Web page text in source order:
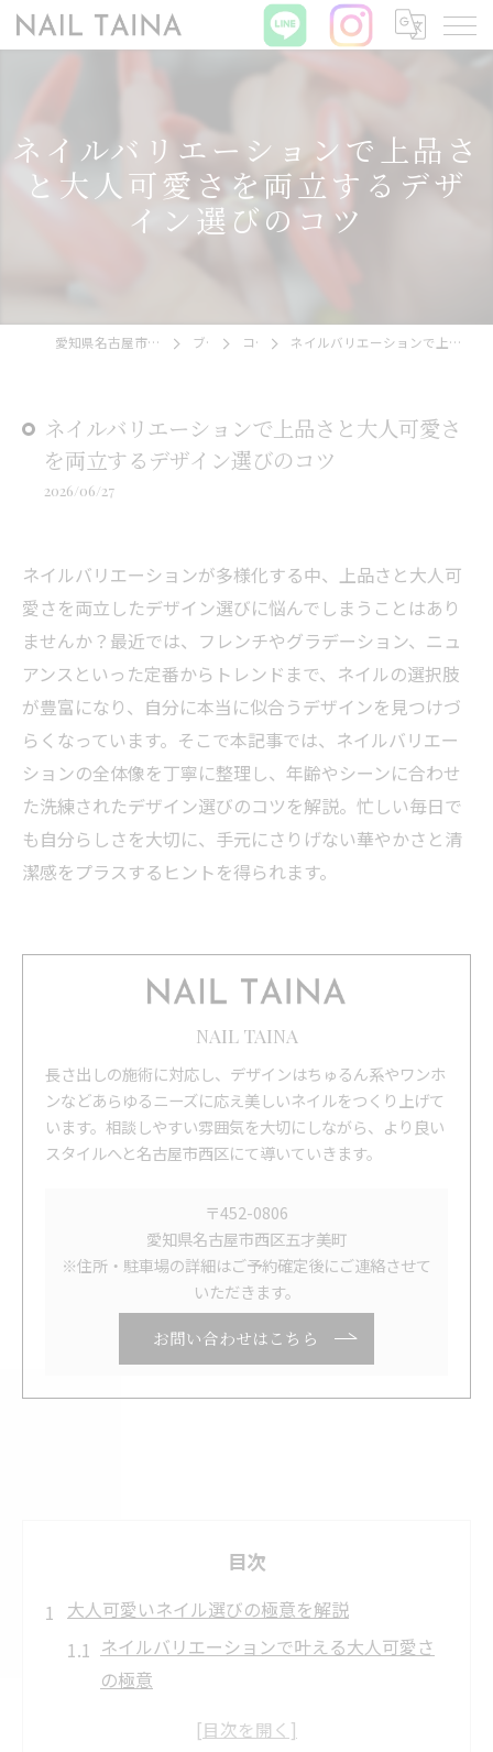
ネイルバリエーションで上品さ
と大人可愛さを両立するデザ
イン選びのコツ
愛知県名古屋市西区のネイルならNAIL TAINA ブログ コラム ネイルバリエーションで上品さと大人可愛さを両立するデザイン選びのコツ
ネイルバリエーションで上品さと大人可愛さ
を両立するデザイン選びのコツ
2026/06/27
ネイルバリエーションが多様化する中、上品さと大人可
愛さを両立したデザイン選びに悩んでしまうことはあり
ませんか？最近では、フレンチやグラデーション、ニュ
アンスといった定番からトレンドまで、ネイルの選択肢
が豊富になり、自分に本当に似合うデザインを見つけづ
らくなっています。そこで本記事では、ネイルバリエー
ションの全体像を丁寧に整理し、年齢やシーンに合わせ
た洗練されたデザイン選びのコツを解説。忙しい毎日で
も自分らしさを大切に、手元にさりげない華やかさと清
潔感をプラスするヒントを得られます。
NAIL TAINA
長さ出しの施術に対応し、デザインはちゅるん系やワンホ
ンなどあらゆるニーズに応え美しいネイルをつくり上げて
います。相談しやすい雰囲気を大切にしながら、より良い
スタイルへと名古屋市西区にて導いていきます。
〒452-0806
愛知県名古屋市西区五才美町
※住所・駐車場の詳細はご予約確定後にご連絡させて
いただきます。
お問い合わせはこちら
目次
大人可愛いネイル選びの極意を解説
ネイルバリエーションで叶える大人可愛さ
の極意
ネイル種類一覧から選ぶ大人向けのポイン